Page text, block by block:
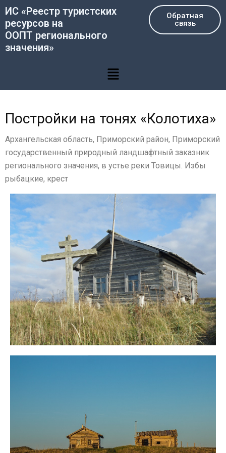
Перейти
содержимому
ИС «Реестр туристских
ресурсов на
ООПТ регионального
значения»
Обратная
связь
Меню
Постройки на тонях «Колотиха»
Архангельская область, Приморский район, Приморский
государственный природный ландшафтный заказник
регионального значения, в устье реки Товицы. Избы
рыбацкие, крест